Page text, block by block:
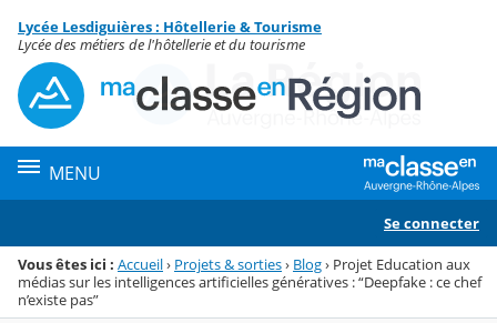
Menu de la rubrique
Contenu
Lycée Lesdiguières : Hôtellerie & Tourisme
Lycée des métiers de l'hôtellerie et du tourisme
MENU
Se connecter
Vous êtes ici : Accueil› Projets & sorties› Blog› Projet Education aux
médias sur les intelligences artificielles génératives : “Deepfake : ce chef
n’existe pas”